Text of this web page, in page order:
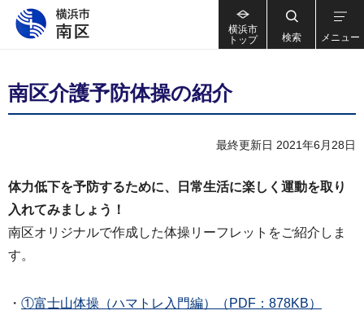
横浜市
トップ
検索 メニュー
南区介護予防体操の紹介
最終更新日 2021年6月28日
体力低下を予防するために、日常生活に楽しく運動を取り
入れてみましょう！
南区オリジナルで作成した体操リーフレットをご紹介しま
す。
・ ①富士山体操（ハマトレ入門編）（PDF：878KB）